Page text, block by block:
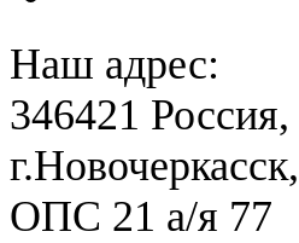
Наш адрес:
346421
г.Новочеркасск,
ОПС 21 а/я 77